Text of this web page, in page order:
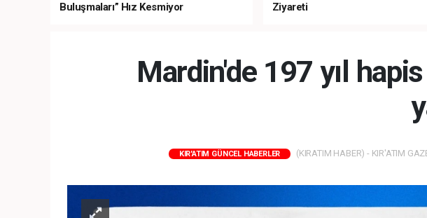
Buluşmaları” Hız Kesmiyor
Ziyareti
Mardin'de 197 yıl
KIR'ATIM GÜNCEL HABERLER (KIRATIM HABER) - KIR'ATIM